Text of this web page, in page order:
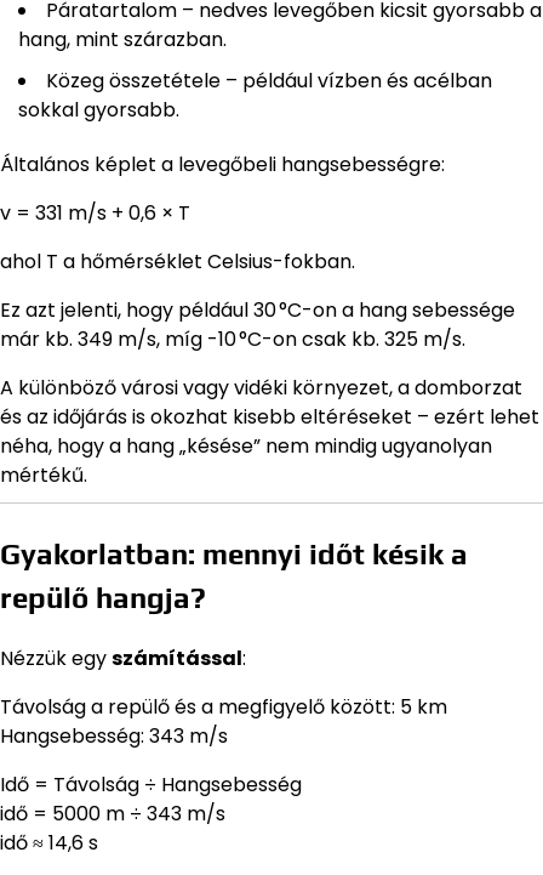
Páratartalom – nedves levegőben kicsit gyorsabb a
hang, mint szárazban.
Közeg összetétele – például vízben és acélban
sokkal gyorsabb.
Általános képlet a levegőbeli hangsebességre:
v = 331 m/s + 0,6 × T
ahol T a hőmérséklet Celsius-fokban.
Ez azt jelenti, hogy például 30 °C-on a hang sebessége
már kb. 349 m/s, míg -10 °C-on csak kb. 325 m/s.
A különböző városi vagy vidéki környezet, a domborzat
és az időjárás is okozhat kisebb eltéréseket – ezért lehet
néha, hogy a hang „késése” nem mindig ugyanolyan
mértékű.
Gyakorlatban: mennyi időt késik a
repülő hangja?
Nézzük egyszámítással:
Távolság a repülő és a megfigyelő között: 5 km
Hangsebesség: 343 m/s
Idő = Távolság ÷ Hangsebesség
idő = 5000 m ÷ 343 m/s
idő ≈ 14,6 s